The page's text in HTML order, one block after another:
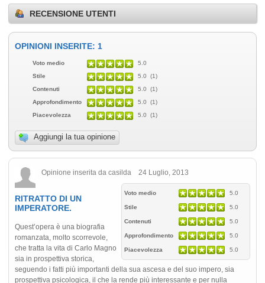
RECENSIONE UTENTI
OPINIONI INSERITE: 1
Voto medio
5.0
Stile
5.0 (1)
Contenuti
5.0 (1)
Approfondimento
5.0 (1)
Piacevolezza
5.0 (1)
Aggiungi la tua opinione
Opinione inserita da casilda 24 Luglio, 2013
Voto medio 5.0
Stile 5.0
Contenuti 5.0
Approfondimento 5.0
Piacevolezza 5.0
RITRATTO DI UN
IMPERATORE.
Quest’opera è una biografia
romanzata, molto scorrevole,
che tratta la vita di Carlo Magno
sia in prospettiva storica,
seguendo i fatti più importanti della sua ascesa e del suo impero, sia
prospettiva psicologica, il che la rende più interessante e per nulla